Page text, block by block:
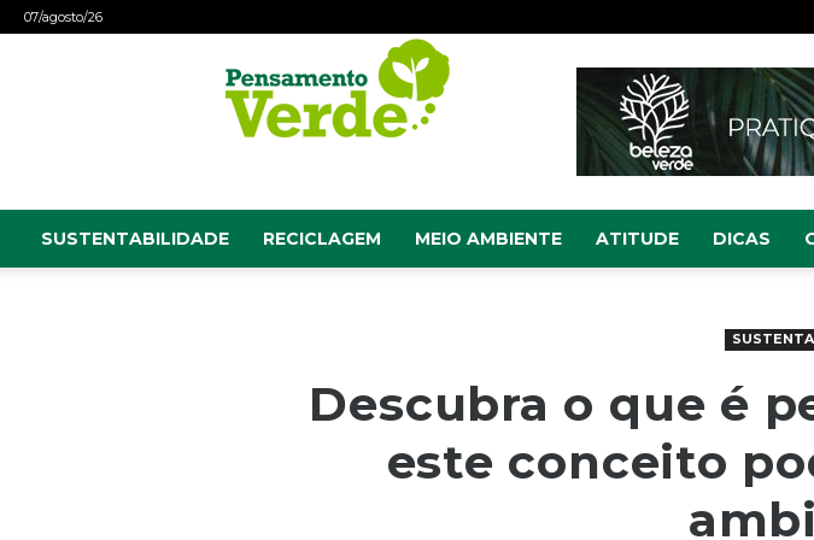
07/agosto/26
SUSTENTABILIDADE RECICLAGEM MEIO AMBIENTE ATITUDE DICAS
Descubra o que é
este conceito